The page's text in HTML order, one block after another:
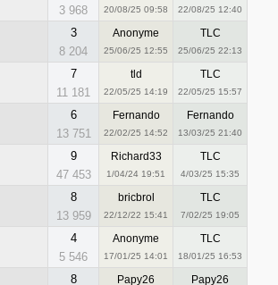
3 968
20/08/25 09:58 22/08/25 12:40
3
8 204
Anonyme
25/06/25 12:55
TLC
25/06/25 22:13
7
11 181
tld
22/05/25 14:19
TLC
22/05/25 15:57
6
13 751
Fernando
22/02/25 14:52
Fernando
13/03/25 21:40
9
47 453
Richard33
1/04/24 19:51
TLC
4/03/25 15:35
8
13 959
bricbrol
22/12/22 15:41
TLC
7/02/25 19:05
4
5 546
Anonyme
17/01/25 14:01
TLC
18/01/25 16:53
8 Papy26 Papy26